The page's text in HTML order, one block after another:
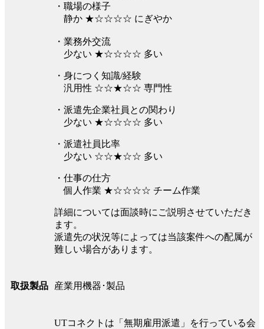
・職場の様子
静か ★☆☆☆☆ にぎやか
・業務外交流
少ない ★☆☆☆☆ 多い
・身につく知識/経験
汎用性 ☆☆★☆☆ 専門性
・派遣先企業社員との関わり
少ない ★☆☆☆☆ 多い
・派遣社員比率
少ない ☆☆★☆☆ 多い
・仕事の仕方
個人作業 ★☆☆☆☆ チーム作業
詳細については面談時にご説明させていただき
ます。
派遣先の状況等によっては当該案件への配属が
難しい場合があります。
取扱製品 産業用機器･製品
UTコネクトは「無期雇用派遣」を行っている会